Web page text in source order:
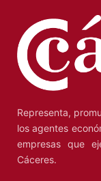
Representa,
los agentes
empresas que
Cáceres.